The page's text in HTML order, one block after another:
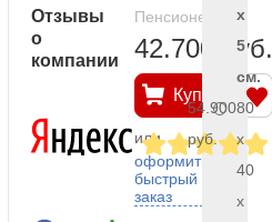
Отзывы
о
компании
Пенсионерам
42.700 руб.
Купить
или
оформить
быстрый
заказ
x
5
см.
54.900
руб.
80
x
40
x